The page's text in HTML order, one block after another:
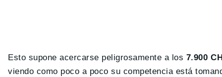
Esto supone acercarse peligrosamente a los 7.900
viendo como poco a poco su competencia está